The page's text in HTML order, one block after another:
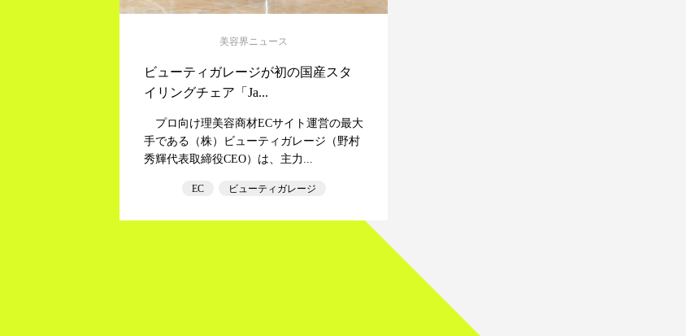
美容界ニュース
ビューティガレージが初の国産スタ
イリングチェア「Ja...
プロ向け理美容商材ECサイト運営の最大
手である（株）ビューティガレージ（野村
秀輝代表取締役CEO）は、主力...
EC ビューティガレージ